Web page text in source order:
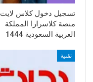
تسجيل دخول كلاس لايت |
منصة كلاسرارا المملكة
العربية السعودية 1444
تقنية